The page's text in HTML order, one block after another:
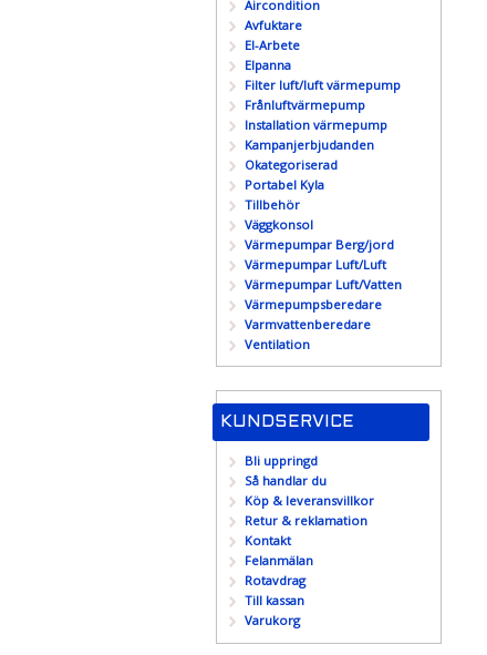
Aircondition
Avfuktare
El-Arbete
Elpanna
Filter luft/luft värmepump
Frånluftvärmepump
Installation värmepump
Kampanjerbjudanden
Okategoriserad
Portabel Kyla
Tillbehör
Väggkonsol
Värmepumpar Berg/jord
Värmepumpar Luft/Luft
Värmepumpar Luft/Vatten
Värmepumpsberedare
Varmvattenberedare
Ventilation
KUNDSERVICE
Bli uppringd
Så handlar du
Köp & leveransvillkor
Retur & reklamation
Kontakt
Felanmälan
Rotavdrag
Till kassan
Varukorg